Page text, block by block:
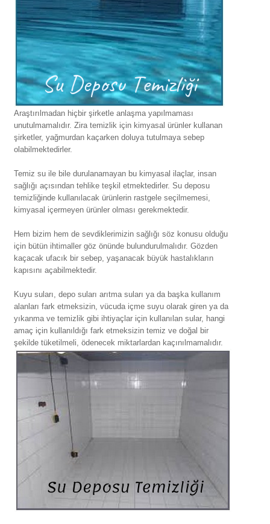
Araştırılmadan hiçbir şirketle anlaşma yapılmaması
unutulmamalıdır. Zira temizlik için kimyasal ürünler kullanan
şirketler, yağmurdan kaçarken doluya tutulmaya sebep
olabilmektedirler.
Temiz su ile bile durulanamayan bu kimyasal ilaçlar, insan
sağlığı açısından tehlike teşkil etmektedirler. Su deposu
temizliğinde kullanılacak ürünlerin rastgele seçilmemesi,
kimyasal içermeyen ürünler olması gerekmektedir.
Hem bizim hem de sevdiklerimizin sağlığı söz konusu olduğu
için bütün ihtimaller göz önünde bulundurulmalıdır. Gözden
kaçacak ufacık bir sebep, yaşanacak büyük hastalıkların
kapısını açabilmektedir.
Kuyu suları, depo suları arıtma suları ya da başka kullanım
alanları fark etmeksizin, vücuda içme suyu olarak giren ya da
yıkanma ve temizlik gibi ihtiyaçlar için kullanılan sular, hangi
amaç için kullanıldığı fark etmeksizin temiz ve doğal bir
şekilde tüketilmeli, ödenecek miktarlardan kaçınılmamalıdır.